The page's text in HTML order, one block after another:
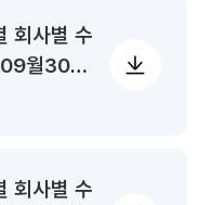
회사별 수
월30일
회사별 수